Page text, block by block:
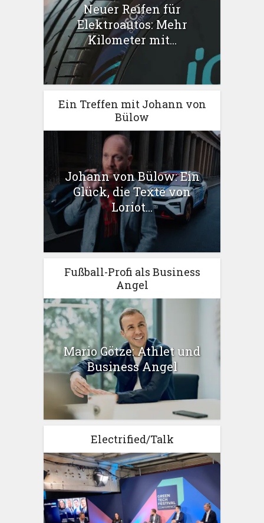
Neuer Reifen für
Elektroautos: Mehr
Kilometer mit...
Ein Treffen mit Johann von
Bülow
Johann von Bülow: Ein
Glück, die Texte von
Loriot...
Fußball-Profi als Business
Angel
Mario Götze: Athlet und
Business Angel
Electrified/Talk